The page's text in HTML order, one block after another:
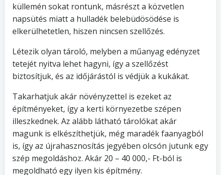
küllemén sokat rontunk, másrészt a közvetlen
napsütés miatt a hulladék belebüdösödése is
elkerülhetetlen, hiszen nincsen szellőzés.
Létezik olyan tároló, melyben a műanyag edényzet
tetejét nyitva lehet hagyni, így a szellőzést
biztosítjuk, és az időjárástól is védjük a kukákat.
Takarhatjuk akár növényzettel is ezeket az
építményeket, így a kerti környezetbe szépen
illeszkednek. Az alább látható tárolókat akár
magunk is elkészíthetjük, még maradék faanyagból
is, így az újrahasznosítás jegyében olcsón jutunk egy
szép megoldáshoz. Akár 20 – 40 000,- Ft-ból is
megoldható egy ilyen kis építmény.